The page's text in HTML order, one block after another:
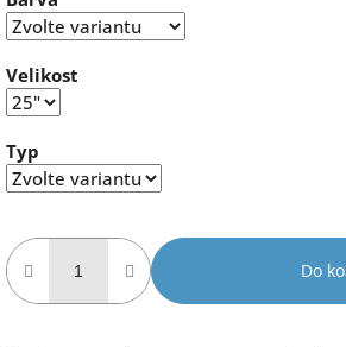
Velikost
Typ
Do